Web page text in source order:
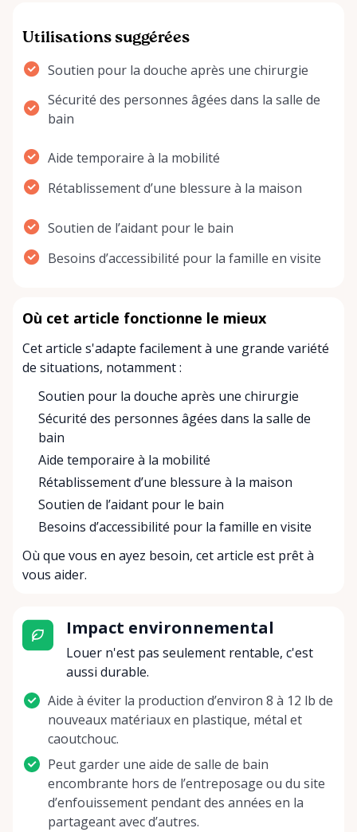
Utilisations suggérées
Soutien pour la douche après une chirurgie
Sécurité des personnes âgées dans la salle de
bain
Aide temporaire à la mobilité
Rétablissement d’une blessure à la maison
Soutien de l’aidant pour le bain
Besoins d’accessibilité pour la famille en visite
Où cet article fonctionne le mieux
Cet article s'adapte facilement à une grande variété
de situations, notamment :
Soutien pour la douche après une chirurgie
Sécurité des personnes âgées dans la salle de
bain
Aide temporaire à la mobilité
Rétablissement d’une blessure à la maison
Soutien de l’aidant pour le bain
Besoins d’accessibilité pour la famille en visite
Où que vous en ayez besoin, cet article est prêt à
vous aider.
Impact environnemental
Louer n'est pas seulement rentable, c'est
aussi durable.
Aide à éviter la production d’environ 8 à 12 lb de
nouveaux matériaux en plastique, métal et
caoutchouc.
Peut garder une aide de salle de bain
encombrante hors de l’entreposage ou du site
d’enfouissement pendant des années en la
partageant avec d’autres.